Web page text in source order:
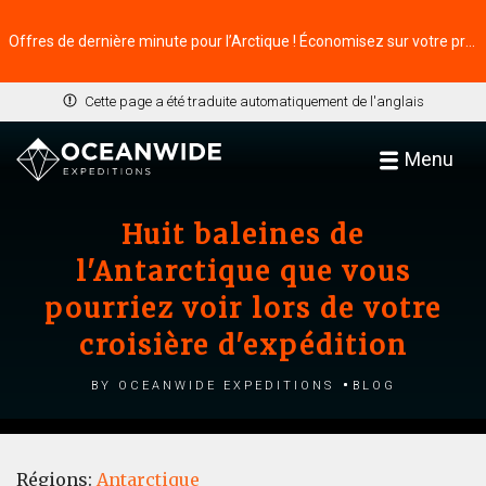
Cette page a été traduite automatiquement de l'anglais
Menu
Huit baleines de
l'Antarctique que vous
pourriez voir lors de votre
croisière d'expédition
by Oceanwide Expeditions Blog
Régions: Antarctique